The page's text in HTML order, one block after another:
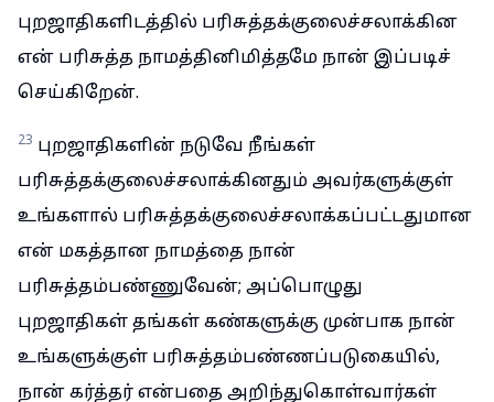
புறஜாதிகளிடத்தில் பரிசுத்தக்குலைச்சலாக்கின
என் பரிசுத்த நாமத்தினிமித்தமே நான் இப்படிச்
செய்கிறேன்.
23 புறஜாதிகளின் நடுவே நீங்கள்
பரிசுத்தக்குலைச்சலாக்கினதும் அவர்களுக்குள்
உங்களால் பரிசுத்தக்குலைச்சலாக்கப்பட்டதுமான
என் மகத்தான நாமத்தை நான்
பரிசுத்தம்பண்ணுவேன்; அப்பொழுது
புறஜாதிகள் தங்கள் கண்களுக்கு முன்பாக நான்
உங்களுக்குள் பரிசுத்தம்பண்ணப்படுகையில்,
நான் கர்த்தர் என்பதை அறிந்துகொள்வார்கள்